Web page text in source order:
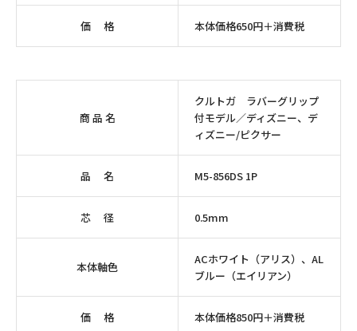
価 格 本体価格650円＋消費税
商 品 名
クルトガ ラバーグリップ
付モデル／ディズニー、デ
ィズニー/ピクサー
品 名 M5-856DS 1P
芯 径 0.5mm
本体軸色
ACホワイト（アリス）、AL
ブルー（エイリアン）
価 格 本体価格850円＋消費税